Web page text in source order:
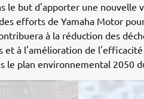
le but d'apporter une nouvelle
efforts de Yamaha Motor
à la réduction des
et à l'amélioration de
le plan environnemental 2050